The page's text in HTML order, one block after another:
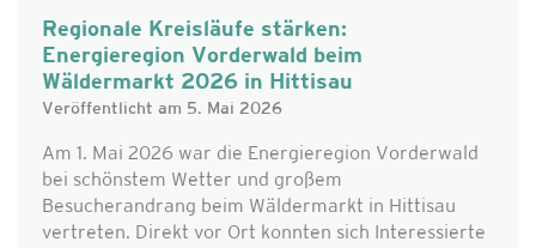
Regionale Kreisläufe stärken:
Energieregion Vorderwald beim
Wäldermarkt 2026 in Hittisau
Veröffentlicht am 5. Mai 2026
Am 1. Mai 2026 war die Energieregion Vorderwald
bei schönstem Wetter und großem
Besucherandrang beim Wäldermarkt in Hittisau
vertreten. Direkt vor Ort konnten sich Interessierte